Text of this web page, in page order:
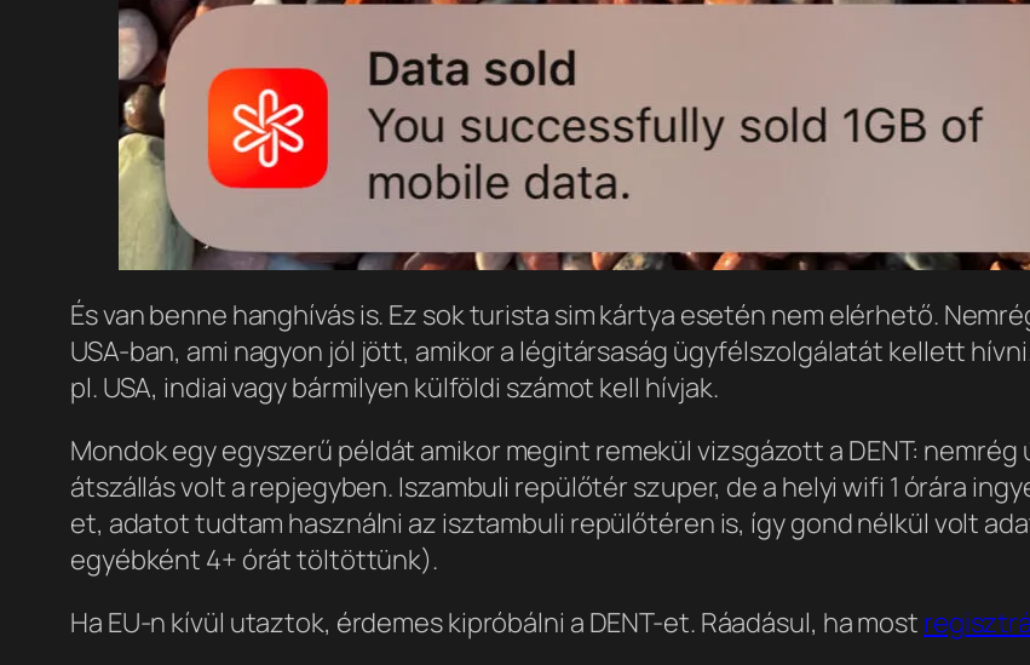
És van benne hanghívás is. Ez sok turista sim kártya esetén nem elérhető.
USA-ban, ami nagyon jól jött, amikor a légitársaság ügyfélszolgálatát kellett
pl. USA, indiai vagy bármilyen külföldi számot kell hívjak.
Mondok egy egyszerű példát amikor megint remekül vizsgázott a DENT:
átszállás volt a repjegyben. Iszambuli repülőtér szuper, de a helyi wifi 1 órára
et, adatot tudtam használni az isztambuli repülőtéren is, így gond nélkül volt
egyébként 4+ órát töltöttünk).
Ha EU-n kívül utaztok, érdemes kipróbálni a DENT-et. Ráadásul, ha most